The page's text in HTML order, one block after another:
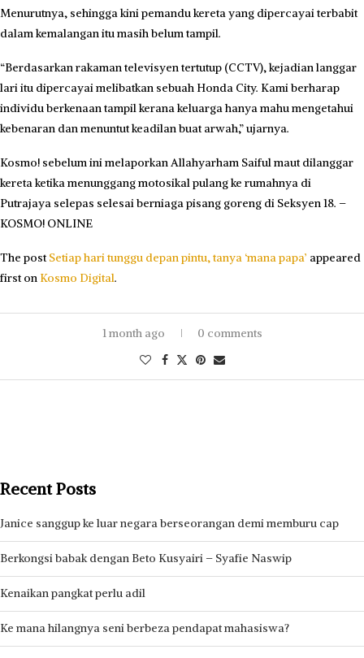
Menurutnya, sehingga kini pemandu kereta yang dipercayai terbabit
dalam kemalangan itu masih belum tampil.
“Berdasarkan rakaman televisyen tertutup (CCTV), kejadian langgar
lari itu dipercayai melibatkan sebuah Honda City. Kami berharap
individu berkenaan tampil kerana keluarga hanya mahu mengetahui
kebenaran dan menuntut keadilan buat arwah,” ujarnya.
Kosmo! sebelum ini melaporkan Allahyarham Saiful maut dilanggar
kereta ketika menunggang motosikal pulang ke rumahnya di
Putrajaya selepas selesai berniaga pisang goreng di Seksyen 18. –
KOSMO! ONLINE
The postSetiap hari tunggu depan pintu, tanya ‘mana papa’ appeared
first on Kosmo Digital.
1 month ago 0 comments
Recent Posts
Janice sanggup ke luar negara berseorangan demi memburu cap
Berkongsi babak dengan Beto Kusyairi – Syafie Naswip
Kenaikan pangkat perlu adil
Ke mana hilangnya seni berbeza pendapat mahasiswa?